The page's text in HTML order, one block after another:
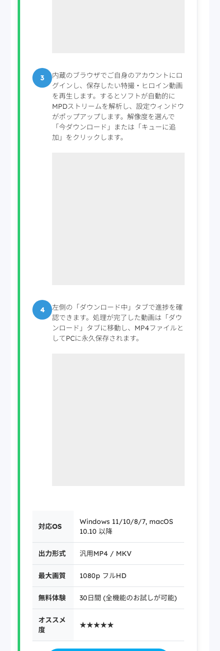
3
内蔵のブラウザでご自身のアカウントにロ
グインし、保存したい特撮・ヒロイン動画
を再生します。するとソフトが自動的に
MPDストリームを解析し、設定ウィンドウ
がポップアップします。解像度を選んで
「今ダウンロード」または「キューに追
加」をクリックします。
4
左側の「ダウンロード中」タブで進捗を確
認できます。処理が完了した動画は「ダウ
ンロード」タブに移動し、MP4ファイルと
してPCに永久保存されます。
対応OS
Windows 11/10/8/7, macOS
10.10 以降
出力形式 汎用MP4 / MKV
最大画質 1080p フルHD
無料体験 30日間 (全機能のお試しが可能)
オススメ
度
★★★★★